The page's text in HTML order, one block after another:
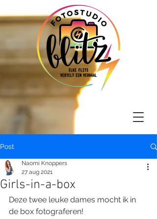
Post
Girls-in-a-box
Naomi Knoppers
27 aug 2021
Deze twee leuke dames mocht ik in
de box fotograferen!